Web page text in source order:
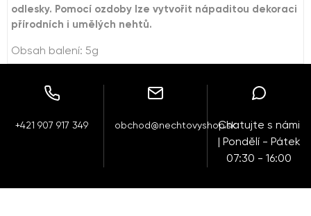
odlesky. Pomocí ozdoby lze vytvořit nápaditou dekoraci
přírodních i umělých nehtů.
Obsah balení: 5g
+421 907 917 349 obchod@nechtovyshop.skChatujte s námi
| Pondělí - Pátek
07:30 - 16:00